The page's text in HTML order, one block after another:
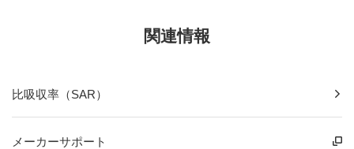
関連情報
比吸収率（SAR）
メーカーサポート